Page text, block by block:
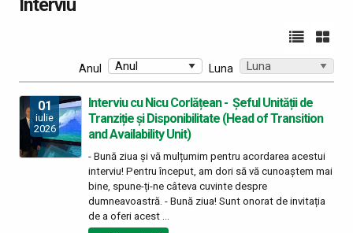
Interviu
Luna
Anul
01
iulie
2026
Interviu cu Nicu Corlățean - Șeful Unității de
Tranziție și Disponibilitate (Head of Transition
and Availability Unit)
- Bună ziua și vă mulțumim pentru acordarea acestui
interviu! Pentru început, am dori să vă cunoaștem mai
bine, spune-ți-ne câteva cuvinte despre
dumneavoastră. - Bună ziua! Sunt onorat de invitația
de a oferi acest ...